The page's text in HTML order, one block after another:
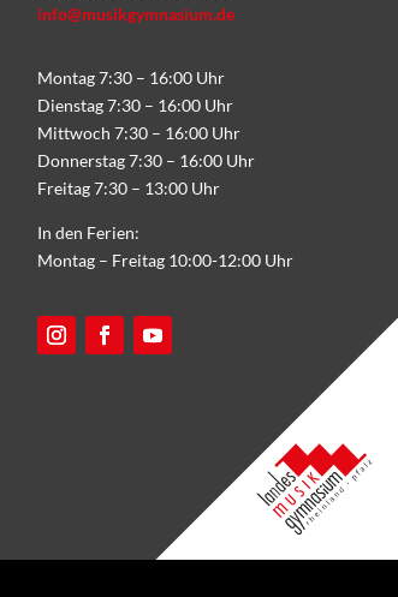
info@musikgymnasium.de
Montag 7:30 – 16:00 Uhr
Dienstag 7:30 – 16:00 Uhr
Mittwoch 7:30 – 16:00 Uhr
Donnerstag 7:30 – 16:00 Uhr
Freitag 7:30 – 13:00 Uhr
In den Ferien:
Montag – Freitag 10:00-12:00 Uhr